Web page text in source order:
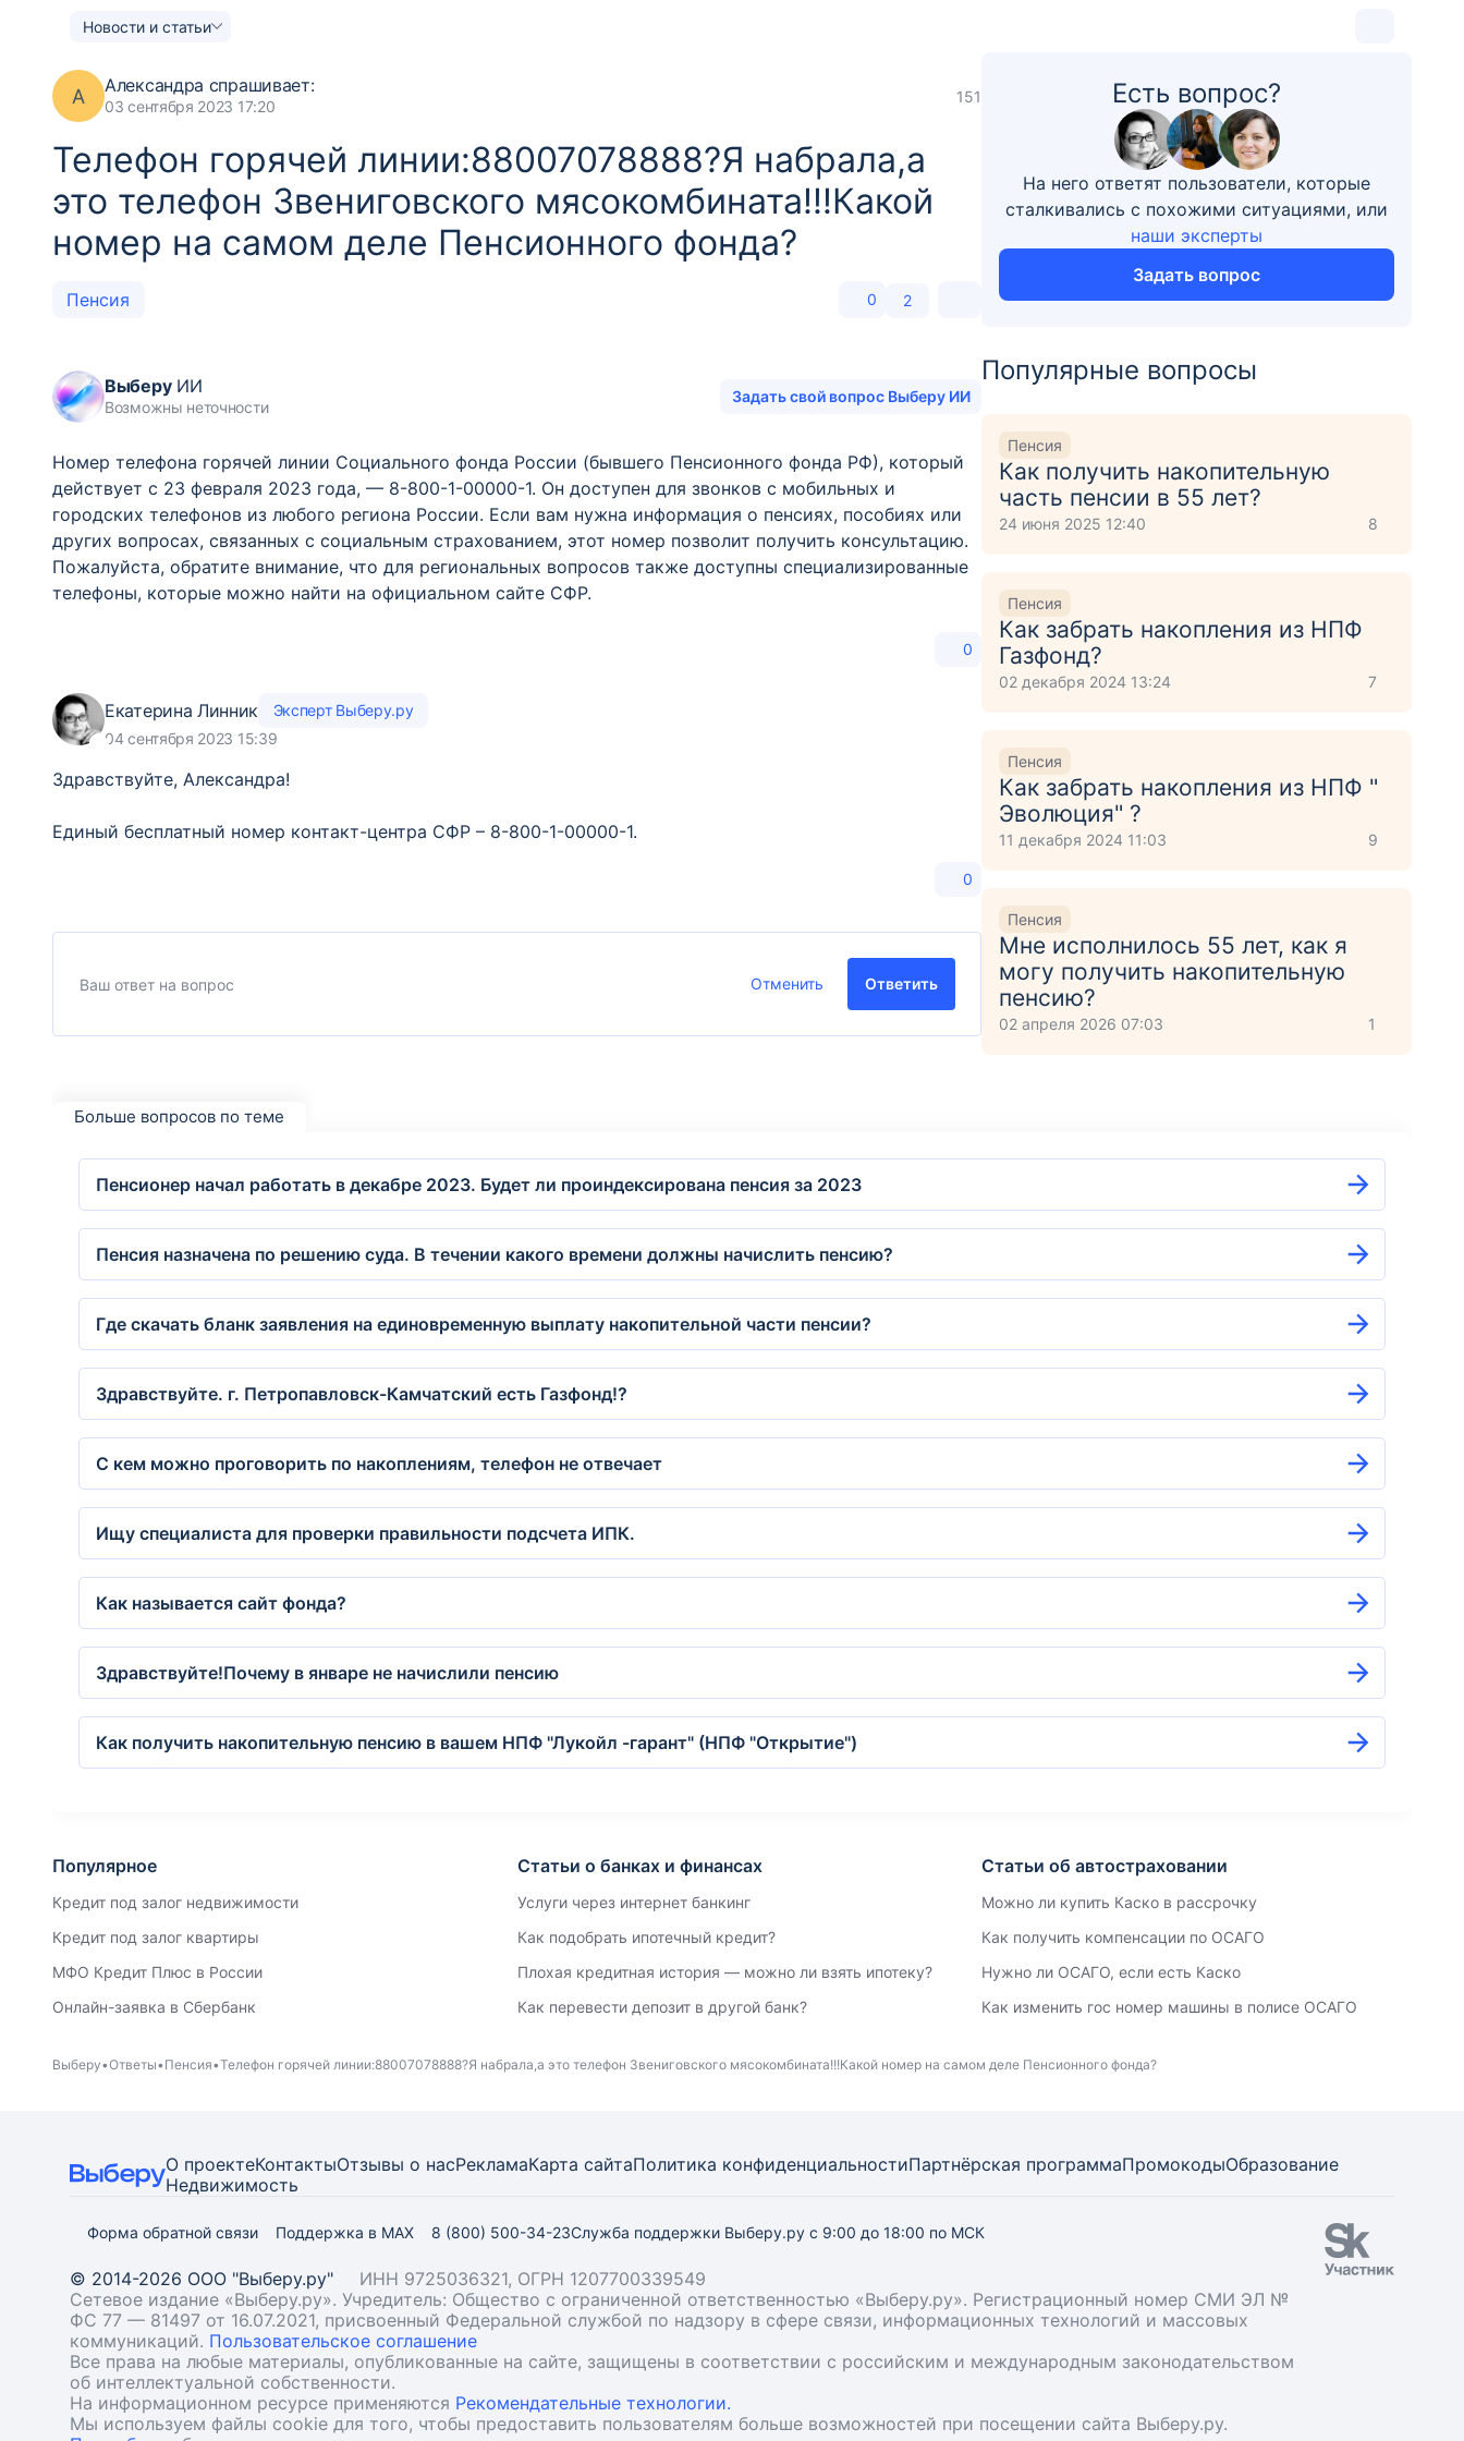
Новости и статьи
А Александра спрашивает:
03 сентября 2023 17:20
151
Телефон горячей линии:88007078888?Я набрала,а
это телефон Звениговского мясокомбината!!!Какой
номер на самом деле Пенсионного фонда?
Пенсия 0 2
ВыберуИИ
Возможны неточности
Задать свой вопрос Выберу ИИ
Номер телефона горячей линии Социального фонда России (бывшего Пенсионного фонда РФ), который
действует с 23 февраля 2023 года, — 8-800-1-00000-1. Он доступен для звонков с мобильных и
городских телефонов из любого региона России. Если вам нужна информация о пенсиях, пособиях или
других вопросах, связанных с социальным страхованием, этот номер позволит получить консультацию.
Пожалуйста, обратите внимание, что для региональных вопросов также доступны специализированные
телефоны, которые можно найти на официальном сайте СФР.
0
Екатерина Линник
Эксперт Выберу.ру
04 сентября 2023 15:39
Здравствуйте, Александра!
Единый бесплатный номер контакт-центра CФР – 8-800-1-00000-1.
0
Отменить Ответить
Есть вопрос?
На него ответят пользователи, которые
сталкивались с похожими ситуациями, или
наши эксперты
Задать вопрос
Популярные вопросы
Пенсия
Как получить накопительную
часть пенсии в 55 лет?
24 июня 2025 12:40 8
Пенсия
Как забрать накопления из НПФ
Газфонд?
02 декабря 2024 13:24 7
Пенсия
Как забрать накопления из НПФ "
Эволюция" ?
11 декабря 2024 11:03 9
Пенсия
Мне исполнилось 55 лет, как я
могу получить накопительную
пенсию?
02 апреля 2026 07:03 1
Больше вопросов по теме
Пенсионер начал работать в декабре 2023. Будет ли проиндексирована пенсия за 2023
Пенсия назначена по решению суда. В течении какого времени должны начислить пенсию?
Где скачать бланк заявления на единовременную выплату накопительной части пенсии?
Здравствуйте. г. Петропавловск-Камчатский есть Газфонд!?
С кем можно проговорить по накоплениям, телефон не отвечает
Ищу специалиста для проверки правильности подсчета ИПК.
Как называется сайт фонда?
Здравствуйте!Почему в январе не начислили пенсию
Как получить накопительную пенсию в вашем НПФ "Лукойл -гарант" (НПФ "Открытие")
Популярное
Кредит под залог недвижимости
Кредит под залог квартиры
МФО Кредит Плюс в России
Онлайн-заявка в Сбербанк
Статьи о банках и финансах
Услуги через интернет банкинг
Как подобрать ипотечный кредит?
Плохая кредитная история — можно ли взять ипотеку?
Как перевести депозит в другой банк?
Статьи об автостраховании
Можно ли купить Каско в рассрочку
Как получить компенсации по ОСАГО
Нужно ли ОСАГО, если есть Каско
Как изменить гос номер машины в полисе ОСАГО
Выберу Ответы Пенсия Телефон горячей линии:88007078888?Я набрала,а это телефон Звениговского мясокомбината!!!Какой номер на самом деле Пенсионного фонда?
О проектеКонтактыОтзывы о насРекламаКарта сайтаПолитика конфиденциальностиПартнёрская программаПромокодыОбразование
Недвижимость
Форма обратной связи Поддержка в MAX 8 (800) 500-34-23Служба поддержки Выберу.ру с 9:00 до 18:00 по МСК
© 2014-2026 ООО "Выберу.ру"
ИНН 9725036321, ОГРН 1207700339549
Сетевое издание «Выберу.ру». Учредитель: Общество с ограниченной ответственностью «Выберу.ру». Регистрационный номер СМИ ЭЛ №
ФС 77 — 81497 от 16.07.2021, присвоенный Федеральной службой по надзору в сфере связи, информационных технологий и массовых
коммуникаций. Пользовательское соглашение
Все права на любые материалы, опубликованные на сайте, защищены в соответствии с российским и международным законодательством
об интеллектуальной собственности.
На информационном ресурсе применяются Рекомендательные технологии.
Мы используем файлы cookie для того, чтобы предоставить пользователям больше возможностей при посещении сайта Выберу.ру.